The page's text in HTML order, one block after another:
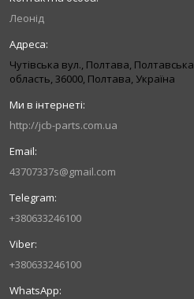
Леонід
Чутівська вул., Полтава, Полтавська
область, 36000, Полтава, Україна
http://jcb-parts.com.ua
43707337s@gmail.com
+380633246100
+380633246100